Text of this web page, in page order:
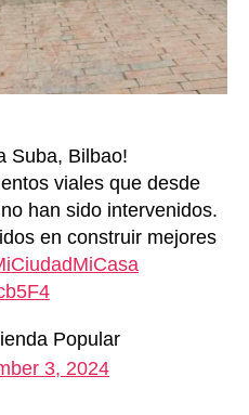
Suba, Bilbao!
viales que desde
han sido intervenidos.
en construir mejores
Popular
3, 2024